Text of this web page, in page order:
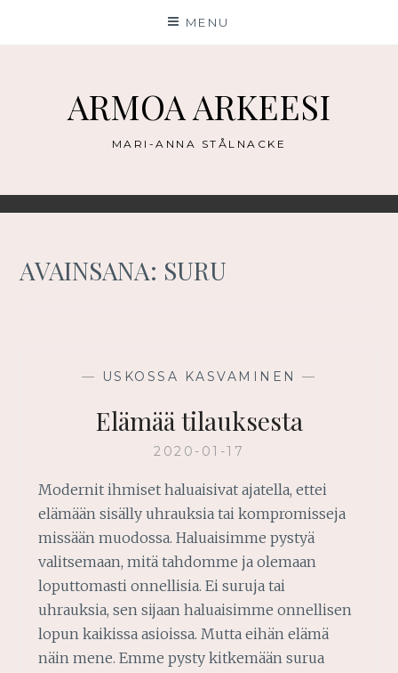
MENU
ARMOA ARKEESI
MARI-ANNA STÅLNACKE
AVAINSANA: SURU
— USKOSSA KASVAMINEN —
Elämää tilauksesta
2020-01-17
Modernit ihmiset haluaisivat ajatella, ettei
elämään sisälly uhrauksia tai kompromisseja
missään muodossa. Haluaisimme pystyä
valitsemaan, mitä tahdomme ja olemaan
loputtomasti onnellisia. Ei suruja tai
uhrauksia, sen sijaan haluaisimme onnellisen
lopun kaikissa asioissa. Mutta eihän elämä
näin mene. Emme pysty kitkemään surua